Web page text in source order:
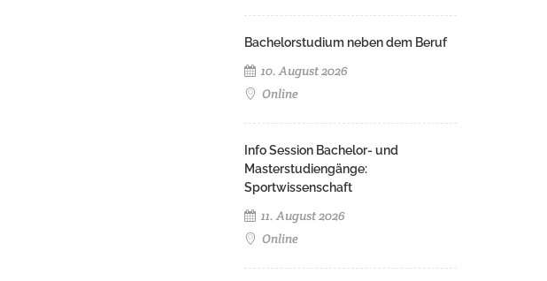
Bachelorstudium neben dem Beruf
10. August 2026
Online
Info Session Bachelor- und
Masterstudiengänge:
Sportwissenschaft
11. August 2026
Online